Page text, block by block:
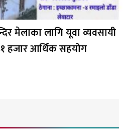
मेलाका लागि यूवा व्यवसायी
हजार आर्थिक सहयोग